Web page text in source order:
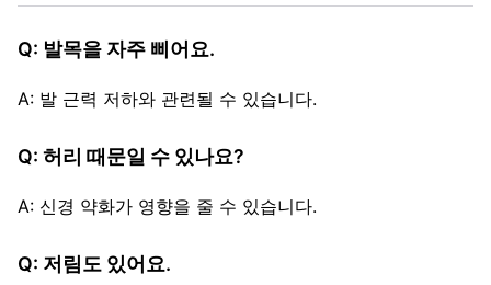
Q: 발목을 자주 삐어요.
A: 발 근력 저하와 관련될 수 있습니다.
Q: 허리 때문일 수 있나요?
A: 신경 약화가 영향을 줄 수 있습니다.
Q: 저림도 있어요.